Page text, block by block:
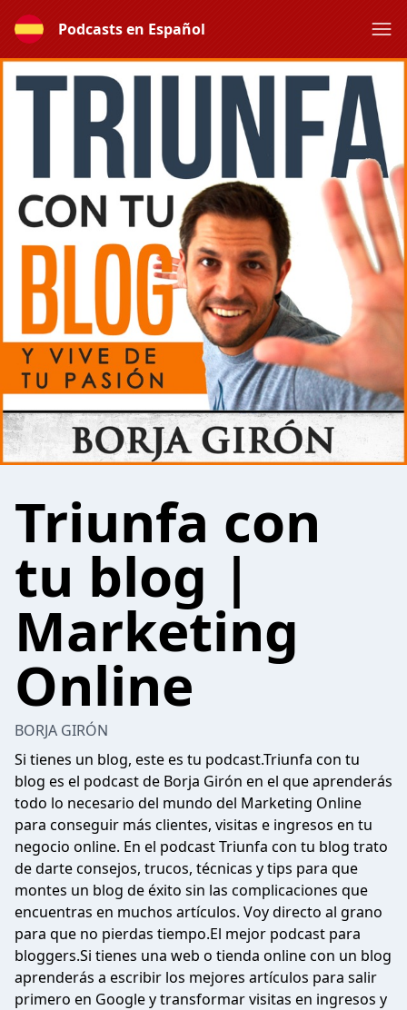
Podcasts en Español
Triunfa con
tu blog |
Marketing
Online
BORJA GIRÓN
Si tienes un blog, este es tu podcast.Triunfa con tu
blog es el podcast de Borja Girón en el que aprenderás
todo lo necesario del mundo del Marketing Online
para conseguir más clientes, visitas e ingresos en tu
negocio online. En el podcast Triunfa con tu blog trato
de darte consejos, trucos, técnicas y tips para que
montes un blog de éxito sin las complicaciones que
encuentras en muchos artículos. Voy directo al grano
para que no pierdas tiempo.El mejor podcast para
bloggers.Si tienes una web o tienda online con un blog
aprenderás a escribir los mejores artículos para salir
primero en Google y transformar visitas en ingresos y